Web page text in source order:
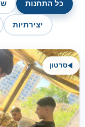
כל התחנות
יצירתיות
סרטון